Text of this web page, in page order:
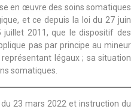
en œuvre des soins somatiques
et ce depuis la loi du 27 juin
2011, que le dispositif des
pas par principe au mineur
légaux ; sa situation
somatiques.
23 mars 2022 et instruction du